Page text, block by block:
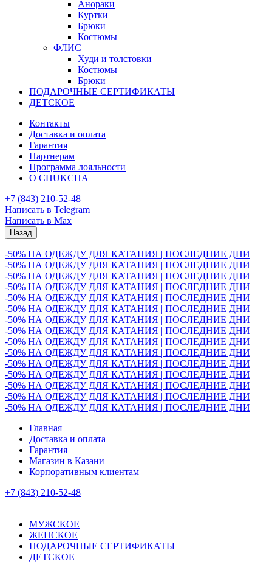
Анораки
Куртки
Брюки
Костюмы
ФЛИС
Худи и толстовки
Костюмы
Брюки
ПОДАРОЧНЫЕ СЕРТИФИКАТЫ
ДЕТСКОЕ
Контакты
Доставка и оплата
Гарантия
Партнерам
Программа лояльности
О CHUKCHA
+7 (843) 210-52-48
Написать в Telegram
Написать в Max
Назад
-50% НА ОДЕЖДУ ДЛЯ КАТАНИЯ | ПОСЛЕДНИЕ ДНИ
-50% НА ОДЕЖДУ ДЛЯ КАТАНИЯ | ПОСЛЕДНИЕ ДНИ
-50% НА ОДЕЖДУ ДЛЯ КАТАНИЯ | ПОСЛЕДНИЕ ДНИ
-50% НА ОДЕЖДУ ДЛЯ КАТАНИЯ | ПОСЛЕДНИЕ ДНИ
-50% НА ОДЕЖДУ ДЛЯ КАТАНИЯ | ПОСЛЕДНИЕ ДНИ
-50% НА ОДЕЖДУ ДЛЯ КАТАНИЯ | ПОСЛЕДНИЕ ДНИ
-50% НА ОДЕЖДУ ДЛЯ КАТАНИЯ | ПОСЛЕДНИЕ ДНИ
-50% НА ОДЕЖДУ ДЛЯ КАТАНИЯ | ПОСЛЕДНИЕ ДНИ
-50% НА ОДЕЖДУ ДЛЯ КАТАНИЯ | ПОСЛЕДНИЕ ДНИ
-50% НА ОДЕЖДУ ДЛЯ КАТАНИЯ | ПОСЛЕДНИЕ ДНИ
-50% НА ОДЕЖДУ ДЛЯ КАТАНИЯ | ПОСЛЕДНИЕ ДНИ
-50% НА ОДЕЖДУ ДЛЯ КАТАНИЯ | ПОСЛЕДНИЕ ДНИ
-50% НА ОДЕЖДУ ДЛЯ КАТАНИЯ | ПОСЛЕДНИЕ ДНИ
-50% НА ОДЕЖДУ ДЛЯ КАТАНИЯ | ПОСЛЕДНИЕ ДНИ
-50% НА ОДЕЖДУ ДЛЯ КАТАНИЯ | ПОСЛЕДНИЕ ДНИ
Главная
Доставка и оплата
Гарантия
Магазин в Казани
Корпоративным клиентам
+7 (843) 210-52-48
МУЖСКОЕ
ЖЕНСКОЕ
ПОДАРОЧНЫЕ СЕРТИФИКАТЫ
ДЕТСКОЕ